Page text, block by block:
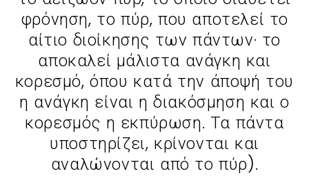
φρόνηση, το πύρ, που αποτελεί το
αίτιο διοίκησης των πάντων· το
αποκαλεί μάλιστα ανάγκη και
κορεσμό, όπου κατά την άποψή του
η ανάγκη είναι η διακόσμηση και ο
κορεσμός η εκπύρωση. Τα πάντα
υποστηρίζει, κρίνονται και
αναλώνονται από το πύρ).